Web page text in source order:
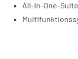
All-In-One-